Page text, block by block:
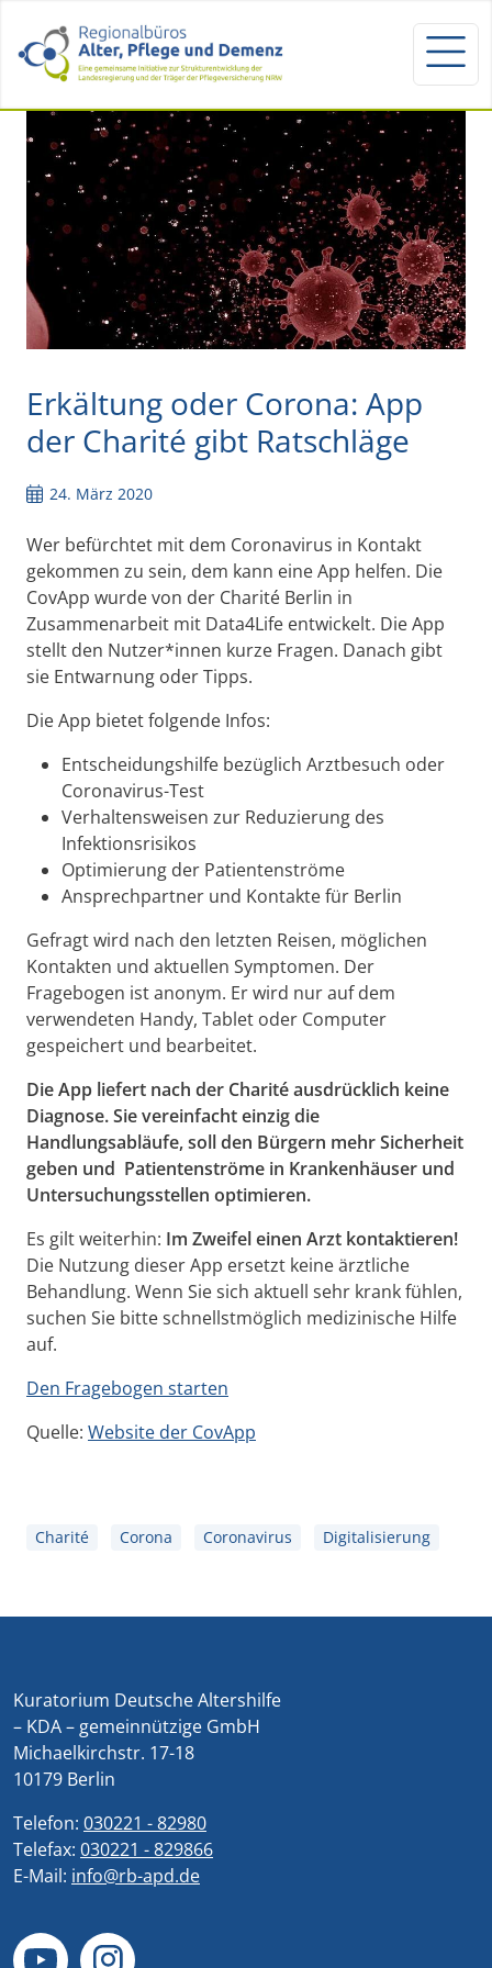
Erkältung oder Corona: App
der Charité gibt Ratschläge
24. März 2020
Wer befürchtet mit dem Coronavirus in Kontakt
gekommen zu sein, dem kann eine App helfen. Die
CovApp wurde von der Charité Berlin in
Zusammenarbeit mit Data4Life entwickelt. Die App
stellt den Nutzer*innen kurze Fragen. Danach gibt
sie Entwarnung oder Tipps.
Die App bietet folgende Infos:
Entscheidungshilfe bezüglich Arztbesuch oder
Coronavirus-Test
Verhaltensweisen zur Reduzierung des
Infektionsrisikos
Optimierung der Patientenströme
Ansprechpartner und Kontakte für Berlin
Gefragt wird nach den letzten Reisen, möglichen
Kontakten und aktuellen Symptomen. Der
Fragebogen ist anonym. Er wird nur auf dem
verwendeten Handy, Tablet oder Computer
gespeichert und bearbeitet.
Die App liefert nach der Charité ausdrücklich keine
Diagnose. Sie vereinfacht einzig die
Handlungsabläufe, soll den Bürgern mehr Sicherheit
geben und Patientenströme in Krankenhäuser und
Untersuchungsstellen optimieren.
Es gilt weiterhin: Im Zweifel einen Arzt kontaktieren!
Die Nutzung dieser App ersetzt keine ärztliche
Behandlung. Wenn Sie sich aktuell sehr krank fühlen,
suchen Sie bitte schnellstmöglich medizinische Hilfe
auf.
Den Fragebogen starten
Quelle: Website der CovApp
Charité Corona Coronavirus Digitalisierung
Kuratorium Deutsche Altershilfe
– KDA – gemeinnützige GmbH
Michaelkirchstr. 17-18
10179 Berlin
Telefon: 030221 - 82980
Telefax: 030221 - 829866
E-Mail: info@rb-apd.de